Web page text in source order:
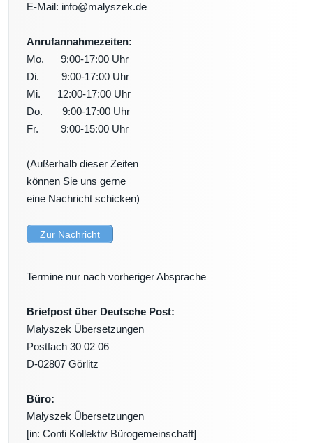
E-Mail: info@malyszek.de
Anrufannahmezeiten:
Mo. 9:00-17:00 Uhr
Di. 9:00-17:00 Uhr
Mi. 12:00-17:00 Uhr
Do. 9:00-17:00 Uhr
Fr. 9:00-15:00 Uhr
(Außerhalb dieser Zeiten
können Sie uns gerne
eine Nachricht schicken)
Zur Nachricht
Termine nur nach vorheriger Absprache
Briefpost über Deutsche Post:
Malyszek Übersetzungen
Postfach 30 02 06
D-02807 Görlitz
Büro:
Malyszek Übersetzungen
[in: Conti Kollektiv Bürogemeinschaft]